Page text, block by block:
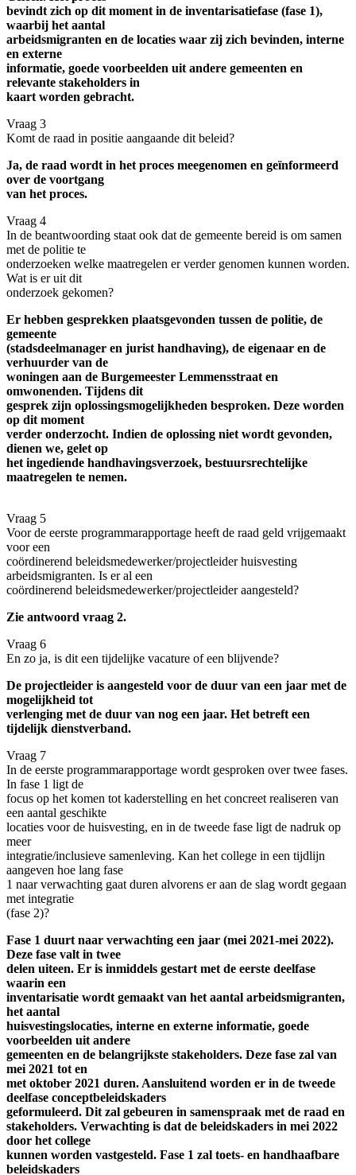
bevindt zich op dit moment in de inventarisatiefase (fase 1),
waarbij het aantal
arbeidsmigranten en de locaties waar zij zich bevinden, interne
en externe
informatie, goede voorbeelden uit andere gemeenten en
relevante stakeholders in
kaart worden gebracht.
Vraag 3
Komt de raad in positie aangaande dit beleid?
Ja, de raad wordt in het proces meegenomen en geïnformeerd
over de voortgang
van het proces.
Vraag 4
In de beantwoording staat ook dat de gemeente bereid is om samen
met de politie te
onderzoeken welke maatregelen er verder genomen kunnen worden.
Wat is er uit dit
onderzoek gekomen?
Er hebben gesprekken plaatsgevonden tussen de politie, de
gemeente
(stadsdeelmanager en jurist handhaving), de eigenaar en de
verhuurder van de
woningen aan de Burgemeester Lemmensstraat en
omwonenden. Tijdens dit
gesprek zijn oplossingsmogelijkheden besproken. Deze worden
op dit moment
verder onderzocht. Indien de oplossing niet wordt gevonden,
dienen we, gelet op
het ingediende handhavingsverzoek, bestuursrechtelijke
maatregelen te nemen.
Vraag 5
Voor de eerste programmarapportage heeft de raad geld vrijgemaakt
voor een
coördinerend beleidsmedewerker/projectleider huisvesting
arbeidsmigranten. Is er al een
coördinerend beleidsmedewerker/projectleider aangesteld?
Zie antwoord vraag 2.
Vraag 6
En zo ja, is dit een tijdelijke vacature of een blijvende?
De projectleider is aangesteld voor de duur van een jaar met de
mogelijkheid tot
verlenging met de duur van nog een jaar. Het betreft een
tijdelijk dienstverband.
Vraag 7
In de eerste programmarapportage wordt gesproken over twee fases.
In fase 1 ligt de
focus op het komen tot kaderstelling en het concreet realiseren van
een aantal geschikte
locaties voor de huisvesting, en in de tweede fase ligt de nadruk op
meer
integratie/inclusieve samenleving. Kan het college in een tijdlijn
aangeven hoe lang fase
1 naar verwachting gaat duren alvorens er aan de slag wordt gegaan
met integratie
(fase 2)?
Fase 1 duurt naar verwachting een jaar (mei 2021-mei 2022).
Deze fase valt in twee
delen uiteen. Er is inmiddels gestart met de eerste deelfase
waarin een
inventarisatie wordt gemaakt van het aantal arbeidsmigranten,
het aantal
huisvestingslocaties, interne en externe informatie, goede
voorbeelden uit andere
gemeenten en de belangrijkste stakeholders. Deze fase zal van
mei 2021 tot en
met oktober 2021 duren. Aansluitend worden er in de tweede
deelfase conceptbeleidskaders
geformuleerd. Dit zal gebeuren in samenspraak met de raad en
stakeholders. Verwachting is dat de beleidskaders in mei 2022
door het college
kunnen worden vastgesteld. Fase 1 zal toets- en handhaafbare
beleidskaders